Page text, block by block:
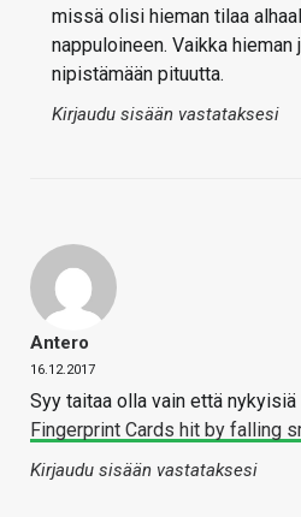
missä olisi hieman tilaa
nappuloineen. Vaikka
nipistämään pituutta.
Kirjaudu sisään vastataksesi
Antero
16.12.2017
Syy taitaa olla vain että nykyisiä
Fingerprint Cards hit by falling
Kirjaudu sisään vastataksesi